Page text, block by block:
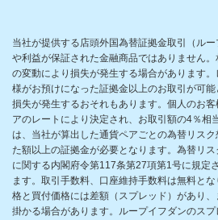
当社が提供する店頭外国為替証拠金取引（ル
や利益が保証された金融商品ではありません
の変動により損失が発生する場合があります
様がお預けになった証拠金以上のお取引が可
損失が発生するおそれもあります。個人のお
アのレートにより決定され、お取引額の4％相
は、当社が算出した通貨ペアごとの為替リス
た額以上の証拠金が必要となります。為替リ
に関する内閣府令第117条第27項第1号に規定
ます。取引手数料、口座維持手数料は無料と
格と買付価格には差額（スプレッド）があり
掛かる場合があります。ループイフダンのス